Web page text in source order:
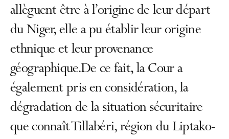
allèguent être à l’origine de leur départ
du Niger, elle a pu établir leur origine
ethnique et leur provenance
géographique.De ce fait, la Cour a
également pris en considération, la
dégradation de la situation sécuritaire
que connaît Tillabéri, région du Liptako-